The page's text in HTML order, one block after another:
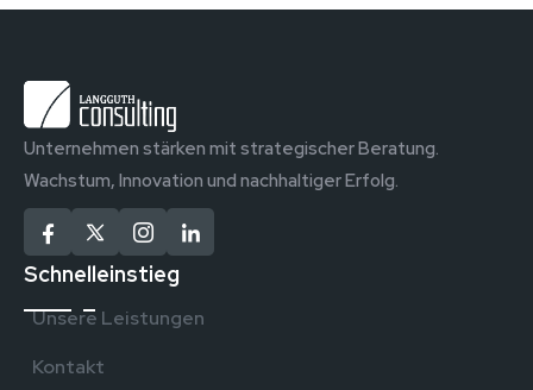
Unternehmen stärken mit strategischer Beratung.
Wachstum, Innovation und nachhaltiger Erfolg.
Schnelleinstieg
Unsere Leistungen
Kontakt